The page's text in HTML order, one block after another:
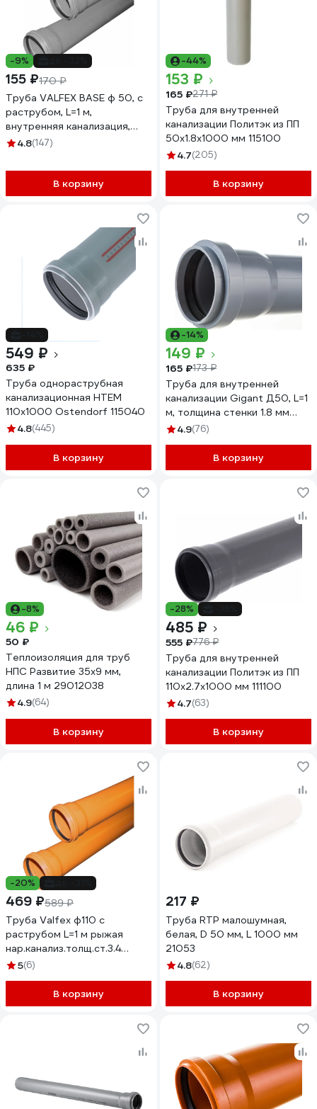
-9%
155 ₽170 ₽
Труба VALFEX BASE ф 50, с
раструбом, L=1 м,
внутренняя канализация,
толщина стенки 1.8
4.8(147)
В корзину
-44%
153 ₽
165 ₽271 ₽
Труба для внутренней
канализации Политэк из ПП
50х1.8х1000 мм 115100
4.7(205)
В корзину
549 ₽
635 ₽
Труба однораструбная
канализационная HTEM
110х1000 Ostendorf 115040
4.8(445)
В корзину
-14%
149 ₽
165 ₽173 ₽
Труба для внутренней
канализации Gigant Д50, L=1
м, толщина стенки 1.8 мм
GSG-22
4.9(76)
В корзину
-8%
46 ₽
50 ₽
Теплоизоляция для труб
НПС Развитие 35x9 мм,
длина 1 м 29012038
4.9(64)
В корзину
-28%
485 ₽
555 ₽776 ₽
Труба для внутренней
канализации Политэк из ПП
110х2.7х1000 мм 111100
4.7(63)
В корзину
-20%
469 ₽589 ₽
Труба Valfex ф110 с
раструбом L=1 м рыжая
нар.канализ.толщ.ст.3.4
301100100
5(6)
В корзину
217 ₽
Труба RTP малошумная,
белая, D 50 мм, L 1000 мм
21053
4.8(62)
В корзину